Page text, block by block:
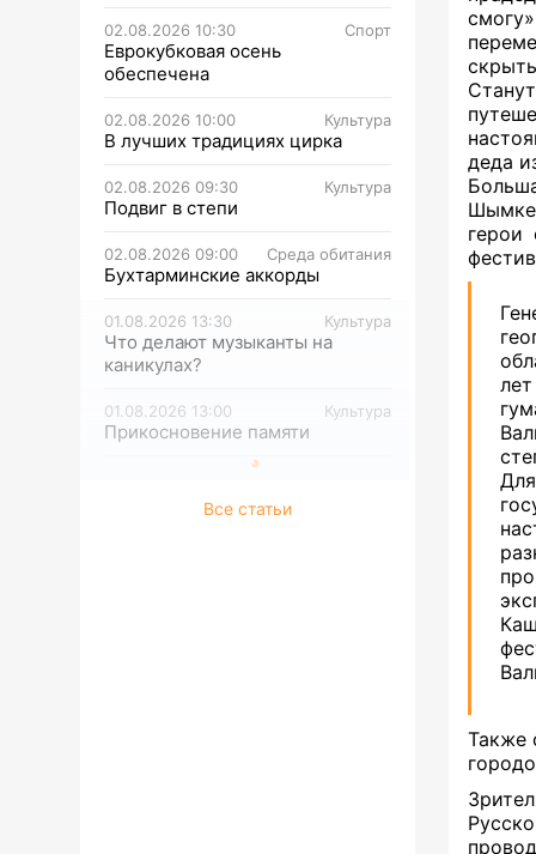
02.08.2026 10:30 Спорт
Еврокубковая осень
обеспечена
02.08.2026 10:00 Культура
В лучших традициях цирка
02.08.2026 09:30 Культура
Подвиг в степи
02.08.2026 09:00 Среда обитания
Бухтарминские аккорды
01.08.2026 13:30 Культура
Что делают музыканты на
каникулах?
01.08.2026 13:00 Культура
Прикосновение памяти
Все статьи
деда
герои
Также